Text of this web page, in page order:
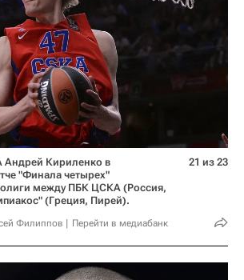
Кириленко в
"Финала четырех"
между ПБК ЦСКА (Россия,
(Греция, Пирей).
Филиппов Перейти в медиабанк
21 из 23